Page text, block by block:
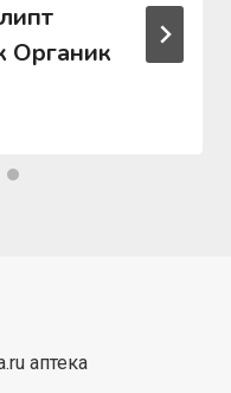
Органик
аптека